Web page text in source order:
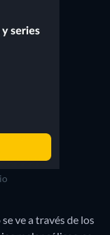
ve a través de los